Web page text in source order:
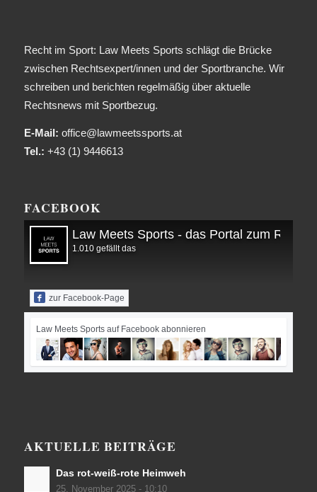
Recht im Sport: Law Meets Sports schlägt die Brücke
zwischen Rechtsexpert/innen und der Sportbranche. Wir
schreiben und berichten regelmäßig über aktuelle
Rechtsnews mit Sportbezug.
E-Mail: office@lawmeetssports.at
Tel.: +43 (1) 9446613
FACEBOOK
Law Meets Sports - das Portal zum Recht
1.010 gefällt das
zur Facebook-Page
Law Meets Sports auf Facebook abonnieren
AKTUELLE BEITRÄGE
Das rot-weiß-rote Heimweh
25. November 2025 - 10:10